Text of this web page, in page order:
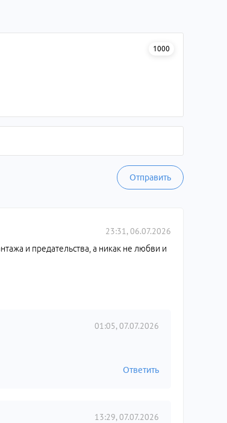
1000
Отправить
23:31, 06.07.2026
и предательства, а никак не любви и
01:05, 07.07.2026
Ответить
13:29, 07.07.2026